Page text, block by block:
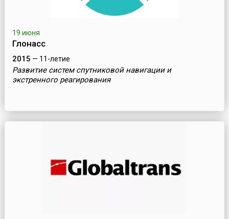
19 июня
Глонасс
2015 — 11-летие
Развитие систем спутниковой навигации и
экстренного реагирования